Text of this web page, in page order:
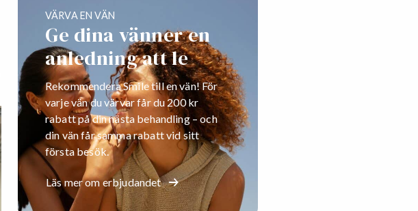
VÄRVA EN VÄN
Ge dina vänner en
anledning att le
Rekommendera Smile till en vän! För
varje vän du värvar får du 200 kr
rabatt på din nästa behandling – och
din vän får samma rabatt vid sitt
första besök.
Läs mer om erbjudandet